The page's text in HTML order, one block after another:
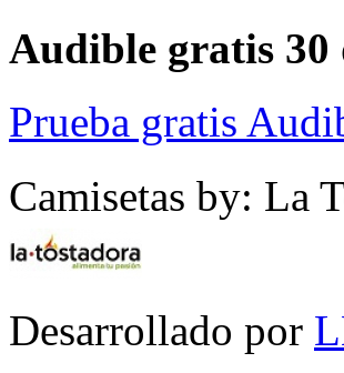
Audible gratis 30
Prueba gratis
Camisetas by: La
Desarrollado por